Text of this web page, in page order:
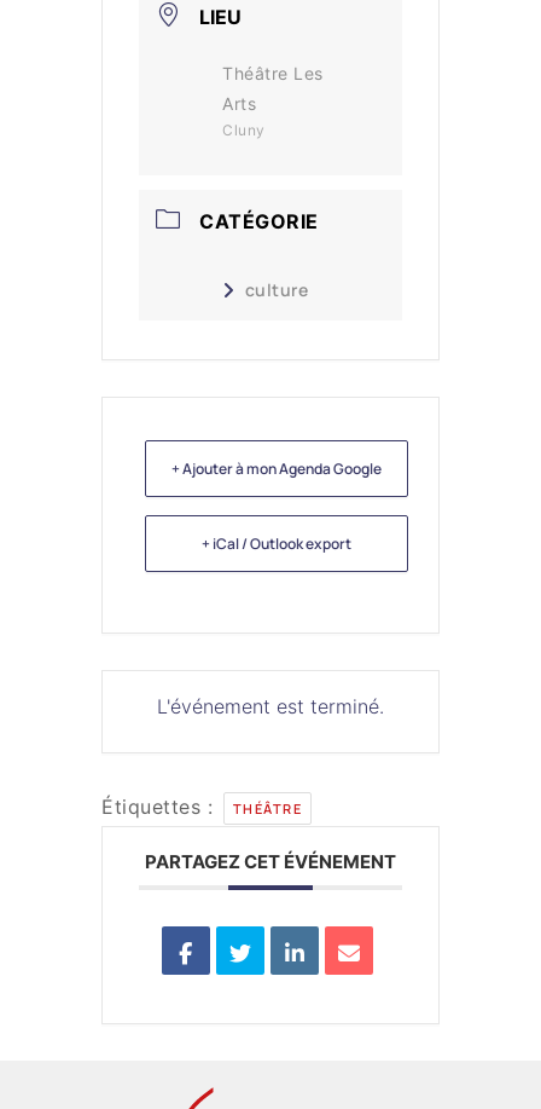
LIEU
Théâtre Les
Arts
Cluny
CATÉGORIE
culture
+ Ajouter à mon Agenda Google
+ iCal / Outlook export
L'événement est terminé.
Étiquettes : THÉÂTRE
PARTAGEZ CET ÉVÉNEMENT